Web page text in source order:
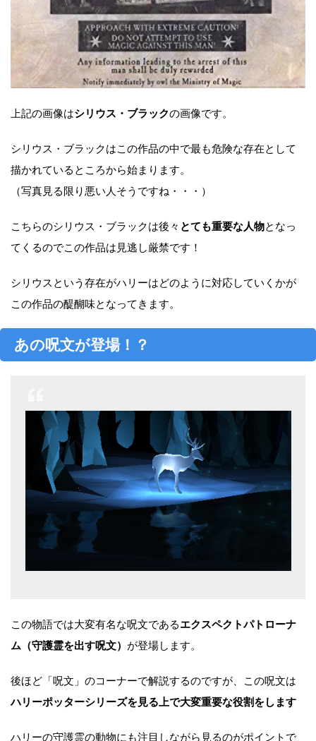
上記の画像はシリウス・ブラックの画像です。
シリウス・ブラックはこの作品の中で最も危険な存在として
描かれているところから始まります。
（写真見る限り悪い人そうですね・・・）
こちらのシリウス・ブラックは後々 とても重要な人物となっ
てくるのでこの作品は見逃し厳禁です！
シリウスという存在がハリーはどのように対応していくかが
この作品の醍醐味となってきます。
あの呪文が登場！？
この物語では大変有名な呪文であるエクスペクトパトローナ
ム（守護霊を出す呪文） が登場します。
後ほど「呪文」のコーナーで解説するのですが、この呪文は
ハリーポッターシリーズを見る上で大変重要な役割をします
ハリーの守護霊の動物にも注目しながら見るのがポイントで